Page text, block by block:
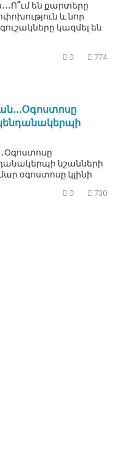
են քարտերը
և նոր
կազմել են
0 774
նշանների
օգոստոսը կլինի
0 730